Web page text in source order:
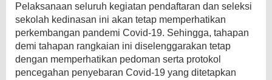
Pelaksanaan seluruh kegiatan pendaftaran dan seleksi
sekolah kedinasan ini akan tetap memperhatikan
perkembangan pandemi Covid-19. Sehingga, tahapan
demi tahapan rangkaian ini diselenggarakan tetap
dengan memperhatikan pedoman serta protokol
pencegahan penyebaran Covid-19 yang ditetapkan